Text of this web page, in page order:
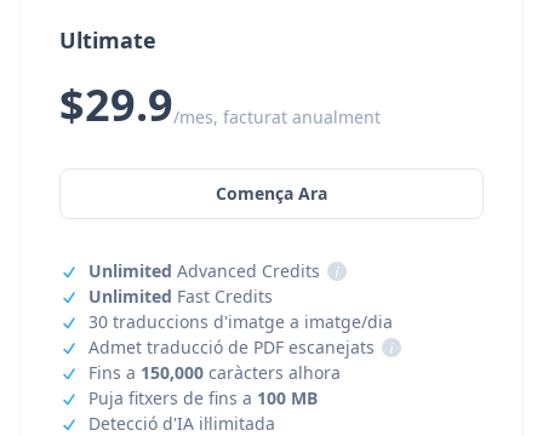
Ultimate
$29.9/mes, facturat anualment
Comença Ara
Unlimited Advanced Credits
i
Unlimited Fast Credits
30 traduccions d'imatge a imatge/dia
Admet traducció de PDF escanejats
i
Fins a 150,000 caràcters alhora
Puja fitxers de fins a 100 MB
Detecció d'IA il·limitada